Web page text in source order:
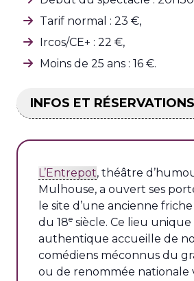
Tarif normal : 23 €,
Ircos/CE+ : 22 €,
Moins de 25 ans : 16 €.
INFOS ET RÉSERVATIONS
L’Entrepot, théâtre
Mulhouse, a ouvert ses
le site d’une ancienne
du 18e siècle. Ce lieu unique
authentique accueille de
comédiens méconnus du
ou de renommée nationale